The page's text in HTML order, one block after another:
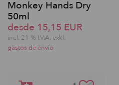
Monkey Hands Dry
50ml
desde 15,15 EUR
incl. 21 % I.V.A. exkl.
gastos de envio